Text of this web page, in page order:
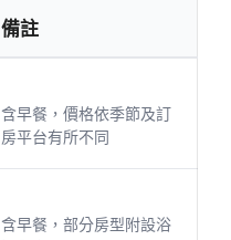
備註
含早餐，價格依季節及訂
房平台有所不同
含早餐，部分房型附設浴